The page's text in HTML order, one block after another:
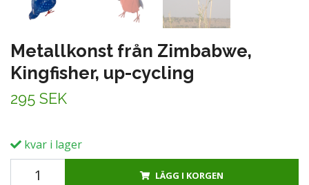
Metallkonst från Zimbabwe,
Kingfisher, up-cycling
295 SEK
kvar i lager
LÄGG I KORGEN